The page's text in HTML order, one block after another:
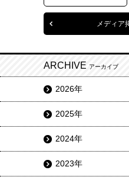
メディア
ARCHIVE アーカイブ
2026年
2025年
2024年
2023年